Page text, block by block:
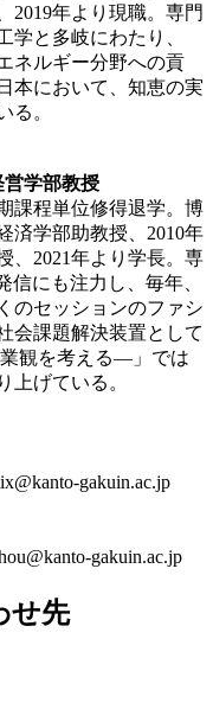
2019年より現職。専門
学と多岐にわたり、
ネルギー分野への貢
本において、知恵の実
る。
営学部教授
課程単位修得退学。博
済学部助教授、2010年
、2021年より学長。専
信にも注力し、毎年、
のセッションのファシ
会課題解決装置として
観を考える―」では
上げている。
gakuin.ac.jp
gakuin.ac.jp
せ先